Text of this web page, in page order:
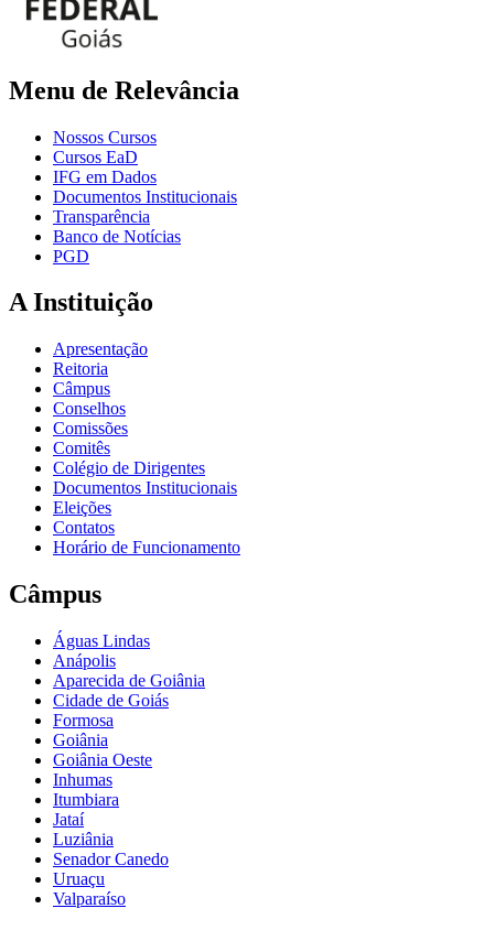
Menu de Relevância
Nossos Cursos
Cursos EaD
IFG em Dados
Documentos Institucionais
Transparência
Banco de Notícias
PGD
A Instituição
Apresentação
Reitoria
Câmpus
Conselhos
Comissões
Comitês
Colégio de Dirigentes
Documentos Institucionais
Eleições
Contatos
Horário de Funcionamento
Câmpus
Águas Lindas
Anápolis
Aparecida de Goiânia
Cidade de Goiás
Formosa
Goiânia
Goiânia Oeste
Inhumas
Itumbiara
Jataí
Luziânia
Senador Canedo
Uruaçu
Valparaíso